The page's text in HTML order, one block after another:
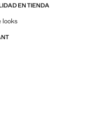
EN TIENDA
por looks, prendas y tendencias
looks